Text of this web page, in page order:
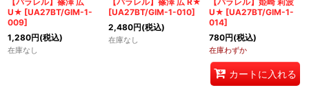
U★ [UA27BT/GIM-1-
009]
1,280円(税込)
在庫なし
[UA27BT/GIM-1-010]
2,480円(税込)
在庫なし
U★ [UA27BT/GIM-1-
014]
780円(税込)
在庫わずか
カートに入れる